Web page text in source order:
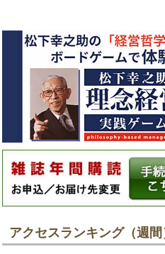
アクセスランキング（週間